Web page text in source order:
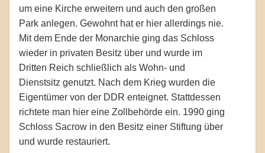
um eine Kirche erweitern und auch den großen
Park anlegen. Gewohnt hat er hier allerdings nie.
Mit dem Ende der Monarchie ging das Schloss
wieder in privaten Besitz über und wurde im
Dritten Reich schließlich als Wohn- und
Dienstsitz genutzt. Nach dem Krieg wurden die
Eigentümer von der DDR enteignet. Stattdessen
richtete man hier eine Zollbehörde ein. 1990 ging
Schloss Sacrow in den Besitz einer Stiftung über
und wurde restauriert.